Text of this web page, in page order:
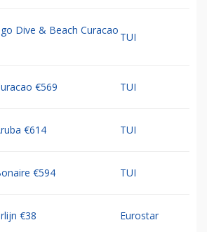
Dive & Beach Curacao
TUI
€569 TUI
€614 TUI
€594 TUI
€38 Eurostar